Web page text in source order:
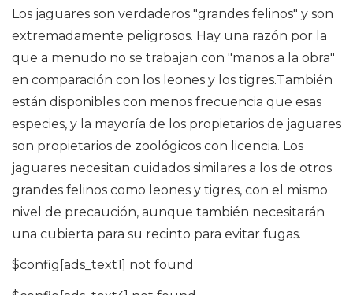
Los jaguares son verdaderos "grandes felinos" y son
extremadamente peligrosos. Hay una razón por la
que a menudo no se trabajan con "manos a la obra"
en comparación con los leones y los tigres.También
están disponibles con menos frecuencia que esas
especies, y la mayoría de los propietarios de jaguares
son propietarios de zoológicos con licencia. Los
jaguares necesitan cuidados similares a los de otros
grandes felinos como leones y tigres, con el mismo
nivel de precaución, aunque también necesitarán
una cubierta para su recinto para evitar fugas.
$config[ads_text1] not found